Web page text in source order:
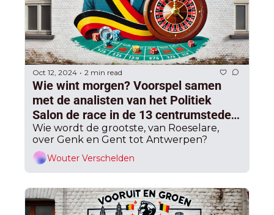
Oct 12, 2024 • 2 min read
Wie wint morgen? Voorspel samen
met de analisten van het Politiek
Salon de race in de 13 centrumsteden
en pak de prijs!
Wie wordt de grootste, van Roeselare,
Wouter Verschelden